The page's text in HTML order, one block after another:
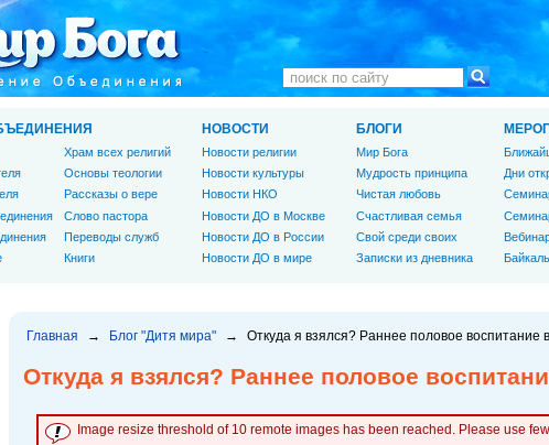
Главная → Блог "Дитя мира" → Откуда я взялся? Раннее половое воспитание
Откуда я взялся? Раннее половое
Image resize threshold of 10 remote images has been reached. Please use
Храм всех религий
Основы теологии
Рассказы о вере
Слово пастора
Переводы служб
Книги
НОВОСТИ
Новости религии
Новости культуры
Новости НКО
Новости ДО в Москве
Новости ДО в России
Новости ДО в мире
БЛОГИ
Мир Бога
Мудрость принципа
Чистая любовь
Счастливая семья
Свой среди своих
Записки из дневника
Дни